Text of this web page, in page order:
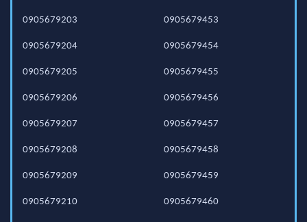
0905679203
0905679204
0905679205
0905679206
0905679207
0905679208
0905679209
0905679210
0905679453
0905679454
0905679455
0905679456
0905679457
0905679458
0905679459
0905679460